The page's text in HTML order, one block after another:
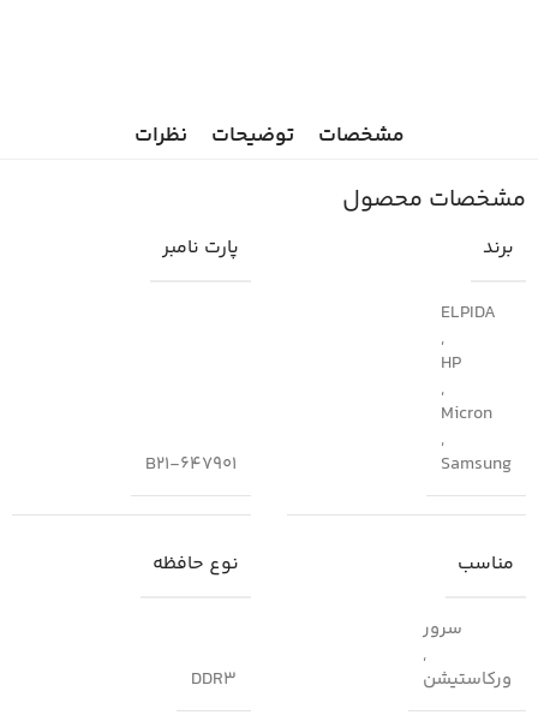
مشخصات توضیحات نظرات
مشخصات محصول
برند
ELPIDA
,
HP
,
Micron
,
Samsung
پارت نامبر
647901-B21
مناسب
سرور
,
ورکاستیشن
نوع حافظه
DDR3